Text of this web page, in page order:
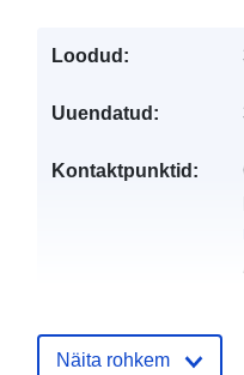
Loodud:
Uuendatud:
Kontaktpunktid:
Näita rohkem